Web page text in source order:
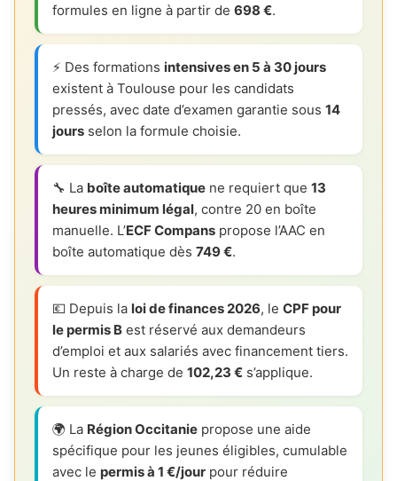
formules en ligne à partir de 698 €.
⚡ Des formations intensives en 5 à 30 jours
existent à Toulouse pour les candidats
pressés, avec date d’examen garantie sous 14
jours selon la formule choisie.
🔧 La boîte automatique ne requiert que 13
heures minimum légal, contre 20 en boîte
manuelle. L’ECF Compans propose l’AAC en
boîte automatique dès 749 €.
💶 Depuis la loi de finances 2026, le CPF pour
le permis B est réservé aux demandeurs
d’emploi et aux salariés avec financement tiers.
Un reste à charge de 102,23 € s’applique.
🌍 La Région Occitanie propose une aide
spécifique pour les jeunes éligibles, cumulable
avec le permis à 1 €/jour pour réduire